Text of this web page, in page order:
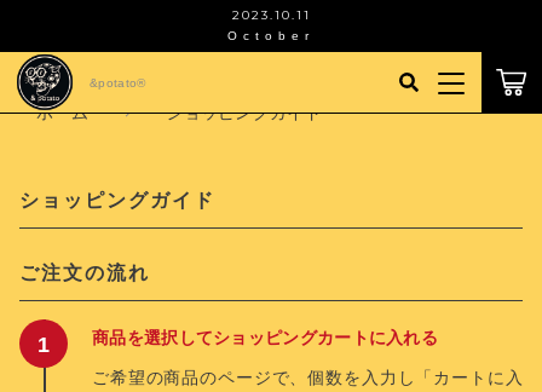
2023.10.11
October
&potato®︎
ホーム ショッピングガイド
ショッピングガイド
ご注文の流れ
商品を選択してショッピングカートに入れる
ご希望の商品のページで、個数を入力し「カートに入
当社および当店について
ショッピングガイド
アパレル 【15000円以上で送料無料】
親カテゴリ
子カテゴリ
価格帯
～